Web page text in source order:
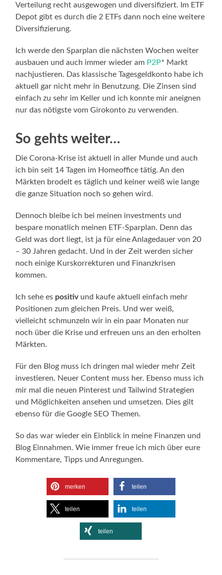
Verteilung recht ausgewogen und diversifiziert. Im ETF
Depot gibt es durch die 2 ETFs dann noch eine weitere
Diversifizierung.
Ich werde den Sparplan die nächsten Wochen weiter
ausbauen und auch immer wieder am P2P* Markt
nachjustieren. Das klassische Tagesgeldkonto habe ich
aktuell gar nicht mehr in Benutzung. Die Zinsen sind
einfach zu sehr im Keller und ich konnte mir aneignen
nur das nötigste vom Girokonto zu verwenden.
So gehts weiter…
Die Corona-Krise ist aktuell in aller Munde und auch
ich bin seit 14 Tagen im Homeoffice tätig. An den
Märkten brodelt es täglich und keiner weiß wie lange
die ganze Situation noch so gehen wird.
Dennoch bleibe ich bei meinen investments und
bespare monatlich meinen ETF-Sparplan. Denn das
Geld was dort liegt, ist ja für eine Anlagedauer von 20
– 30 Jahren gedacht. Und in der Zeit werden sicher
noch einige Kurskorrekturen und Finanzkrisen
kommen.
Ich sehe es positiv und kaufe aktuell einfach mehr
Positionen zum gleichen Preis. Und wer weiß,
vielleicht schmunzeln wir in ein paar Monaten nur
noch über die Krise und erfreuen uns an den erholten
Märkten.
Für den Blog muss ich dringen mal wieder mehr Zeit
investieren. Neuer Content muss her. Ebenso muss ich
mir mal die neuen Pinterest und Tailwind Strategien
und Möglichkeiten ansehen und umsetzen. Dies gilt
ebenso für die Google SEO Themen.
So das war wieder ein Einblick in meine Finanzen und
Blog Einnahmen. Wie immer freue ich mich über eure
Kommentare, Tipps und Anregungen.
merken teilen
teilen teilen
teilen